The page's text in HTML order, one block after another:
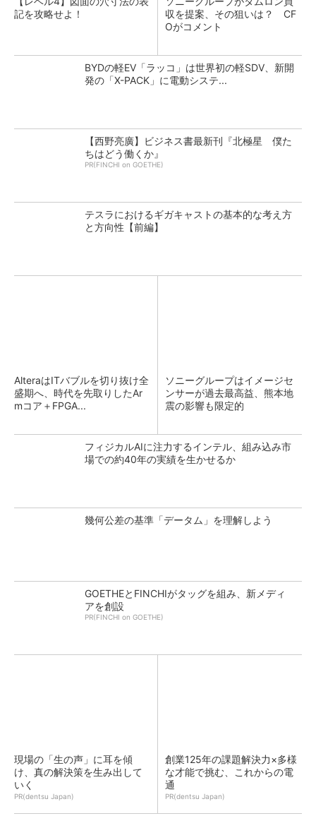
記を攻略せよ！
収を提案、その狙いは？ CF
Oがコメント
BYDの軽EV「ラッコ」は世界初の軽SDV、新開
発の「X-PACK」に電動システ...
【西野亮廣】ビジネス書最新刊『北極星 僕た
ちはどう働くか』
PR(FINCHI on GOETHE)
テスラにおけるギガキャストの基本的な考え方
と方向性【前編】
AlteraはITバブルを切り抜け全
盛期へ、時代を先取りしたAr
mコア＋FPGA...
ソニーグループはイメージセ
ンサーが過去最高益、熊本地
震の影響も限定的
フィジカルAIに注力するインテル、組み込み市
場での約40年の実績を生かせるか
幾何公差の基準「データム」を理解しよう
GOETHEとFINCHIがタッグを組み、新メディ
アを創設
PR(FINCHI on GOETHE)
現場の「生の声」に耳を傾
け、真の解決策を生み出して
いく
PR(dentsu Japan)
創業125年の課題解決力×多様
な才能で挑む、これからの電
通
PR(dentsu Japan)